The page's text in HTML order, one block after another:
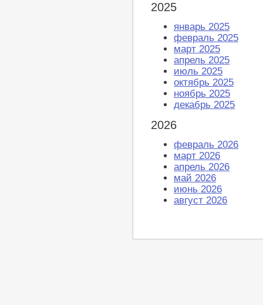
2025
январь 2025
февраль 2025
март 2025
апрель 2025
июль 2025
октябрь 2025
ноябрь 2025
декабрь 2025
2026
февраль 2026
март 2026
апрель 2026
май 2026
июнь 2026
август 2026